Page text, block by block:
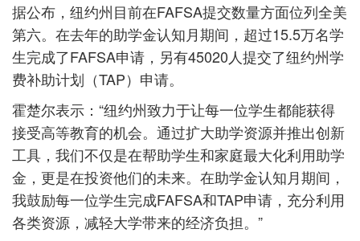
据公布，纽约州目前在FAFSA提交数量方面位列全美
第六。在去年的助学金认知月期间，超过15.5万名学
生完成了FAFSA申请，另有45020人提交了纽约州学
费补助计划（TAP）申请。
霍楚尔表示：“纽约州致力于让每一位学生都能获得
接受高等教育的机会。通过扩大助学资源并推出创新
工具，我们不仅是在帮助学生和家庭最大化利用助学
金，更是在投资他们的未来。在助学金认知月期间，
我鼓励每一位学生完成FAFSA和TAP申请，充分利用
各类资源，减轻大学带来的经济负担。”